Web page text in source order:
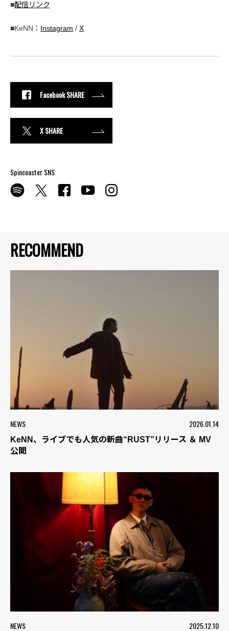
RECOMMEND
NEWS 2026.01.14
KeNN、ライブでも人気の新曲“RUST”リリース ＆ MV
公開
NEWS 2025.12.10
■配信リンク
■KeNN： Instagram / X
Facebook SHARE
X SHARE
Spincoaster SNS